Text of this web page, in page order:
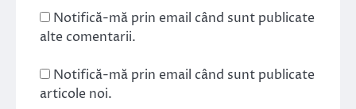
Notifică-mă prin email când sunt publicate
alte comentarii.
Notifică-mă prin email când sunt publicate
articole noi.